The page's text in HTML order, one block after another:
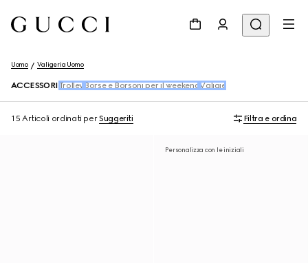
Uomo Valigeria Uomo
ACCESSORI Trolley Borse e Borsoni per il weekend Valigie
15 Articoli ordinati perSuggeriti Filtra e ordina
Personalizza con le iniziali